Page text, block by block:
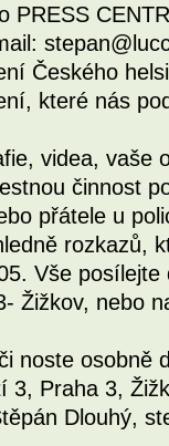
PRESS
Českého
které nás
videa, vaše
činnost
přátele u
rozkazů,
Vše posílejte
Žižkov, nebo
noste osobně
3, Praha 3,
Dlouhý,